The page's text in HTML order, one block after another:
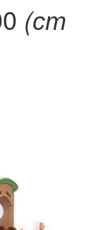
(ст